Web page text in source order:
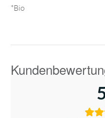
*Bio